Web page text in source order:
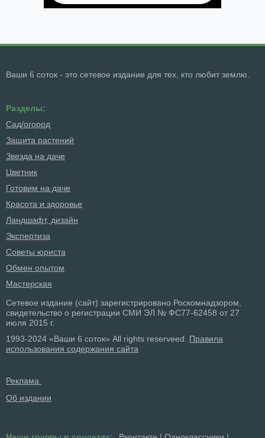
Ваши 6 соток - это сетевое издание для тех, кто любит землю.
Разделы:
Сад/огород
Защита растений
Звезда на даче
Цветник
Готовим на даче
Красота и здоровье
Ландшафт, дизайн
Экспертиза
Советы юриста
Обмен опытом
Мастерская
Сетевое издание (сайт) зарегистрировано Роскомнадзором,
свидетельство о регистрации СМИ ЭЛ № ФС77-62458 от 27
июля 2015 г.
1993-2024 «Ваши 6 соток» All rights reserveed. Правила
использования содержания сайта
Реклама
Об издании